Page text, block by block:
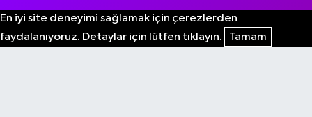
En iyi site deneyimi sağlamak için çerezlerden
faydalanıyoruz. Detaylar için lütfen tıklayın.
Tamam